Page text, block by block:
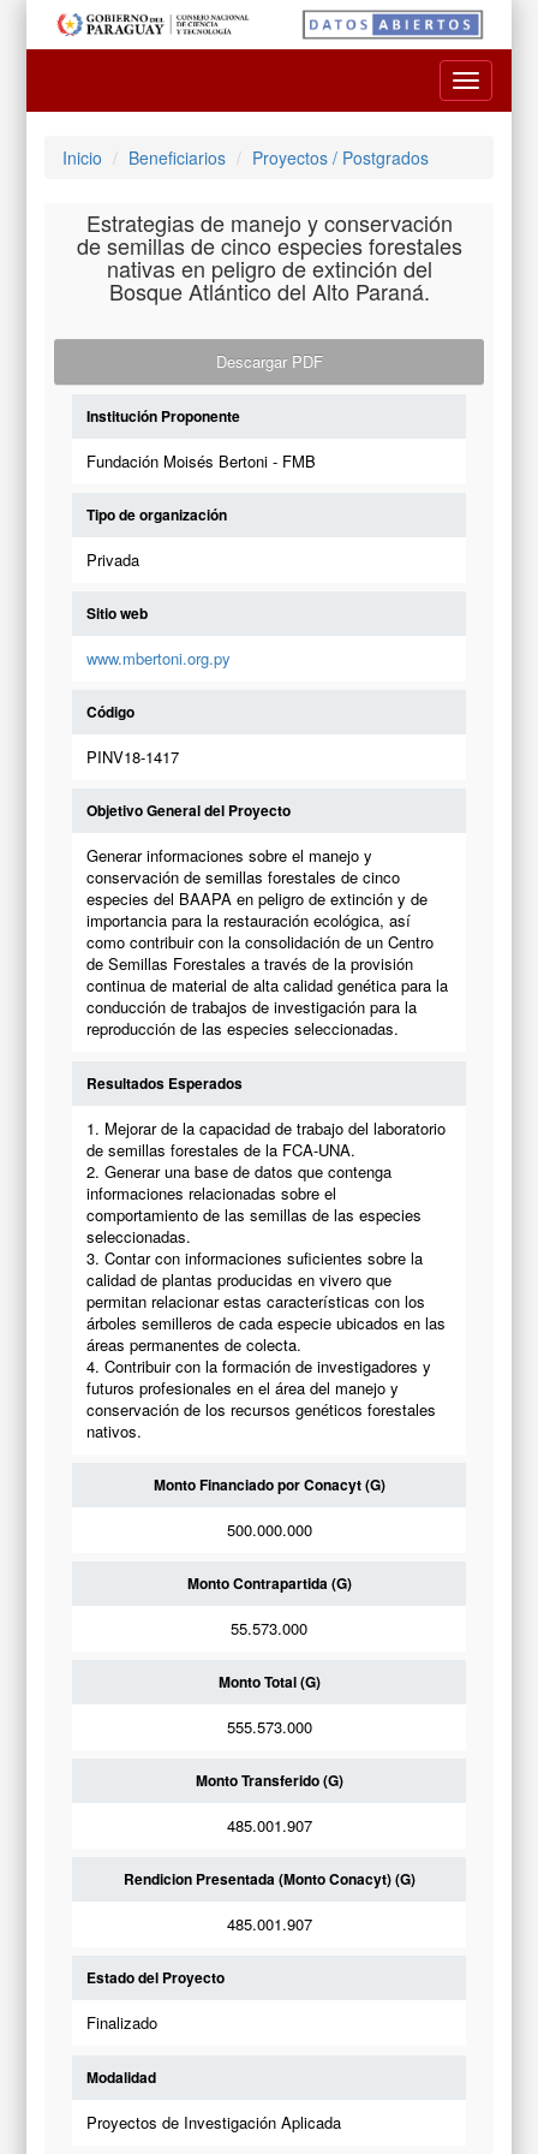
Toggle
Inicio Beneficiarios Proyectos / Postgrados
Estrategias de manejo y conservación
de semillas de cinco especies forestales
nativas en peligro de extinción del
Bosque Atlántico del Alto Paraná.
Descargar PDF
Institución Proponente
Fundación Moisés Bertoni - FMB
Tipo de organización
Privada
Sitio web
www.mbertoni.org.py
Código
PINV18-1417
Objetivo General del Proyecto
Generar informaciones sobre el manejo y
conservación de semillas forestales de cinco
especies del BAAPA en peligro de extinción y de
importancia para la restauración ecológica, así
como contribuir con la consolidación de un Centro
de Semillas Forestales a través de la provisión
continua de material de alta calidad genética para la
conducción de trabajos de investigación para la
reproducción de las especies seleccionadas.
Resultados Esperados
1. Mejorar de la capacidad de trabajo del laboratorio
de semillas forestales de la FCA-UNA.
2. Generar una base de datos que contenga
informaciones relacionadas sobre el
comportamiento de las semillas de las especies
seleccionadas.
3. Contar con informaciones suficientes sobre la
calidad de plantas producidas en vivero que
permitan relacionar estas características con los
árboles semilleros de cada especie ubicados en las
áreas permanentes de colecta.
4. Contribuir con la formación de investigadores y
futuros profesionales en el área del manejo y
conservación de los recursos genéticos forestales
nativos.
Monto Financiado por Conacyt (G)
500.000.000
Monto Contrapartida (G)
55.573.000
Monto Total (G)
555.573.000
Monto Transferido (G)
485.001.907
Rendicion Presentada (Monto Conacyt) (G)
485.001.907
Estado del Proyecto
Finalizado
Modalidad
Proyectos de Investigación Aplicada